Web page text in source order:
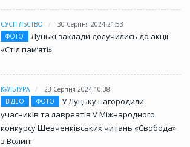
СУСПІЛЬСТВО
30 Серпня 2024 21:53
ФОТО
Луцькі заклади долучились до акції
«Стіл памʼяті»
КУЛЬТУРА
23 Серпня 2024 10:38
ВІДЕО
ФОТО
У Луцьку нагородили
учасників та лавреатів V Міжнародного
конкурсу Шевченківських читань «Свобода»
з Волині